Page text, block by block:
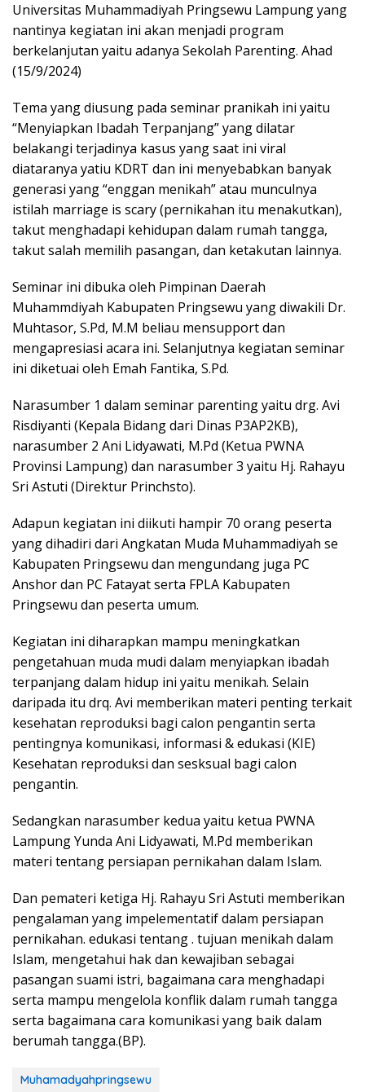
Universitas Muhammadiyah Pringsewu Lampung yang
nantinya kegiatan ini akan menjadi program
berkelanjutan yaitu adanya Sekolah Parenting. Ahad
(15/9/2024)
Tema yang diusung pada seminar pranikah ini yaitu
“Menyiapkan Ibadah Terpanjang” yang dilatar
belakangi terjadinya kasus yang saat ini viral
diataranya yatiu KDRT dan ini menyebabkan banyak
generasi yang “enggan menikah” atau munculnya
istilah marriage is scary (pernikahan itu menakutkan),
takut menghadapi kehidupan dalam rumah tangga,
takut salah memilih pasangan, dan ketakutan lainnya.
Seminar ini dibuka oleh Pimpinan Daerah
Muhammdiyah Kabupaten Pringsewu yang diwakili Dr.
Muhtasor, S.Pd, M.M beliau mensupport dan
mengapresiasi acara ini. Selanjutnya kegiatan seminar
ini diketuai oleh Emah Fantika, S.Pd.
Narasumber 1 dalam seminar parenting yaitu drg. Avi
Risdiyanti (Kepala Bidang dari Dinas P3AP2KB),
narasumber 2 Ani Lidyawati, M.Pd (Ketua PWNA
Provinsi Lampung) dan narasumber 3 yaitu Hj. Rahayu
Sri Astuti (Direktur Princhsto).
Adapun kegiatan ini diikuti hampir 70 orang peserta
yang dihadiri dari Angkatan Muda Muhammadiyah se
Kabupaten Pringsewu dan mengundang juga PC
Anshor dan PC Fatayat serta FPLA Kabupaten
Pringsewu dan peserta umum.
Kegiatan ini diharapkan mampu meningkatkan
pengetahuan muda mudi dalam menyiapkan ibadah
terpanjang dalam hidup ini yaitu menikah. Selain
daripada itu drq. Avi memberikan materi penting terkait
kesehatan reproduksi bagi calon pengantin serta
pentingnya komunikasi, informasi & edukasi (KIE)
Kesehatan reproduksi dan sesksual bagi calon
pengantin.
Sedangkan narasumber kedua yaitu ketua PWNA
Lampung Yunda Ani Lidyawati, M.Pd memberikan
materi tentang persiapan pernikahan dalam Islam.
Dan pemateri ketiga Hj. Rahayu Sri Astuti memberikan
pengalaman yang impelementatif dalam persiapan
pernikahan. edukasi tentang . tujuan menikah dalam
Islam, mengetahui hak dan kewajiban sebagai
pasangan suami istri, bagaimana cara menghadapi
serta mampu mengelola konflik dalam rumah tangga
serta bagaimana cara komunikasi yang baik dalam
berumah tangga.(BP).
Muhamadyahpringsewu